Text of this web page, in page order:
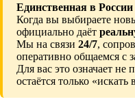
Единственная в
Когда вы выбираете
официально даёт
Мы на связи 24/7,
оперативно общаемся с
Для вас это означает
остаётся только